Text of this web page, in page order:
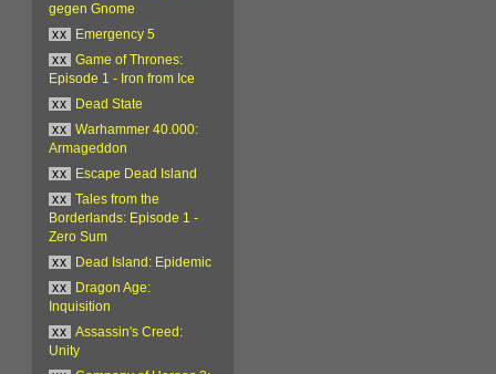
gegen Gnome
xx
Emergency 5
xx
Game of Thrones:
Episode 1 - Iron from Ice
xx
Dead State
xx
Warhammer 40.000:
Armageddon
xx
Escape Dead Island
xx
Tales from the
Borderlands: Episode 1 -
Zero Sum
xx
Dead Island: Epidemic
xx
Dragon Age:
Inquisition
xx
Assassin's Creed:
Unity